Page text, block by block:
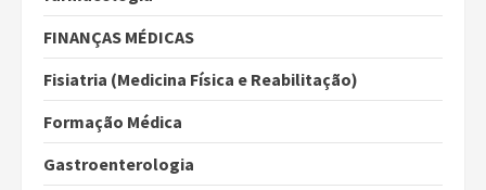
FINANÇAS MÉDICAS
Fisiatria (Medicina Física e Reabilitação)
Formação Médica
Gastroenterologia